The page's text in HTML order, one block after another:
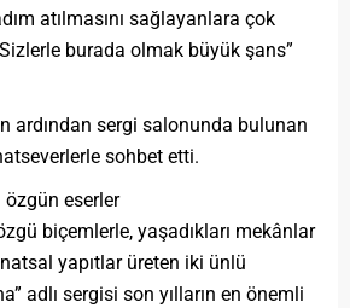
atılmasını sağlayanlara çok
burada olmak büyük şans”
ardından sergi salonunda bulunan
sohbet etti.
eserler
biçemlerle, yaşadıkları mekânlar
yapıtlar üreten iki ünlü
adlı sergisi son yılların en önemli